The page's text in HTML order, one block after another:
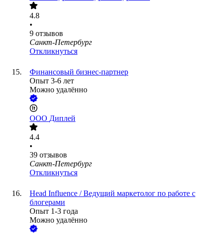
4.8
•
9 отзывов
Санкт-Петербург
Откликнуться
Финансовый бизнес-партнер
Опыт 3-6 лет
Можно удалённо
ООО Диплей
4.4
•
39 отзывов
Санкт-Петербург
Откликнуться
Head Influence / Ведущий маркетолог по работе с
блогерами
Опыт 1-3 года
Можно удалённо